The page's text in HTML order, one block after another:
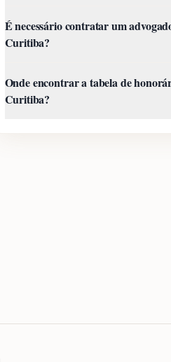
É necessário contratar um
Curitiba?
Onde encontrar a tabela de
Curitiba?